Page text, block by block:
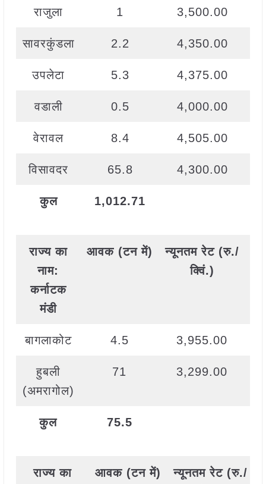
राजुला 1 3,500.00
सावरकुंडला 2.2 4,350.00
उपलेटा 5.3 4,375.00
वडाली 0.5 4,000.00
वेरावल 8.4 4,505.00
विसावदर 65.8 4,300.00
कुल 1,012.71
राज्य का
नाम:
कर्नाटक
मंडी
आवक (टन में) न्यूनतम रेट (रु./
क्विं.)
बागलाकोट 4.5 3,955.00
हुबली
(अमरागोल)
71 3,299.00
कुल 75.5
राज्य का
आवक (टन में) न्यूनतम रेट (रु./